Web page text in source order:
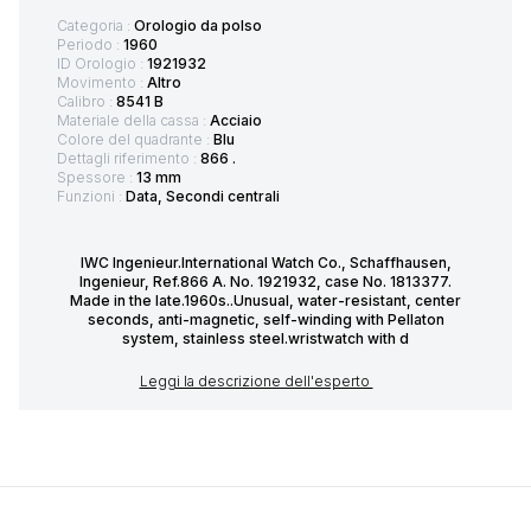
Categoria : Orologio da polso
Periodo : 1960
ID Orologio : 1921932
Movimento : Altro
Calibro : 8541 B
Materiale della cassa : Acciaio
Colore del quadrante : Blu
Dettagli riferimento : 866 .
Spessore : 13 mm
Funzioni : Data, Secondi centrali
IWC Ingenieur.International Watch Co., Schaffhausen,
Ingenieur, Ref.866 A. No. 1921932, case No. 1813377.
Made in the late.1960s..Unusual, water-resistant, center
seconds, anti-magnetic, self-winding with Pellaton
system, stainless steel.wristwatch with d
Leggi la descrizione dell'esperto